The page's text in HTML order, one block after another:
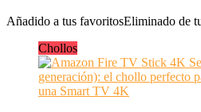
Añadido a tus favoritosEliminado de
Chollos